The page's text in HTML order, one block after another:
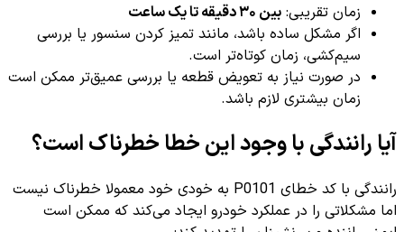
زمان تقریبی: بین ۳۰ دقیقه تا یک ساعت
اگر مشکل ساده باشد، مانند تمیز کردن سنسور یا بررسی
سیم‌کشی، زمان کوتاه‌تر است.
در صورت نیاز به تعویض قطعه یا بررسی عمیق‌تر ممکن است
زمان بیشتری لازم باشد.
آیا رانندگی با وجود این خطا خطرناک است؟
رانندگی با کد خطای P0101 به خودی خود معمولا خطرناک نیست
اما مشکلاتی را در عملکرد خودرو ایجاد می‌کند که ممکن است